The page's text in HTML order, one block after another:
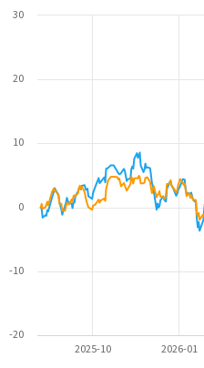
2025-10 2026-01
-20
-10
0
10
20
30